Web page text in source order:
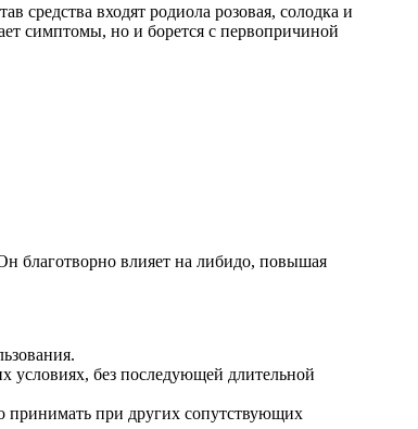
средства входят родиола розовая, солодка и
симптомы, но и борется с первопричиной
благотворно влияет на либидо, повышая
условиях, без последующей длительной
принимать при других сопутствующих